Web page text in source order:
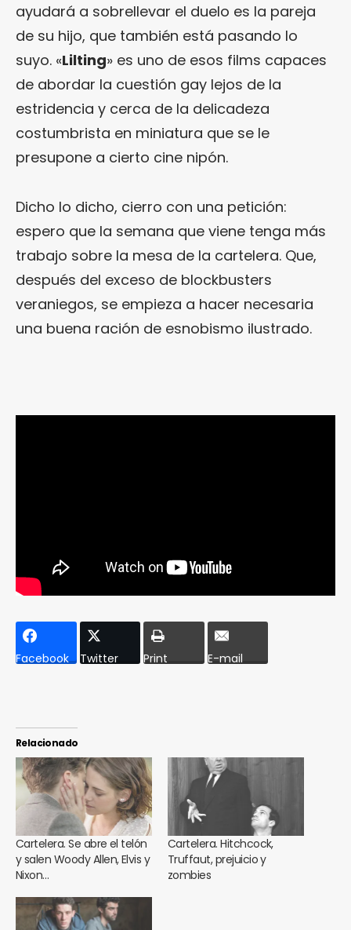
ayudará a sobrellevar el duelo es la pareja
de su hijo, que también está pasando lo
suyo. «Lilting» es uno de esos films capaces
de abordar la cuestión gay lejos de la
estridencia y cerca de la delicadeza
costumbrista en miniatura que se le
presupone a cierto cine nipón.
Dicho lo dicho, cierro con una petición:
espero que la semana que viene tenga más
trabajo sobre la mesa de la cartelera. Que,
después del exceso de blockbusters
veraniegos, se empieza a hacer necesaria
una buena ración de esnobismo ilustrado.
Facebook Twitter Print E-mail
Relacionado
Cartelera. Se abre el telón
y salen Woody Allen, Elvis y
Nixon…
Cartelera. Hitchcock,
Truffaut, prejuicio y
zombies